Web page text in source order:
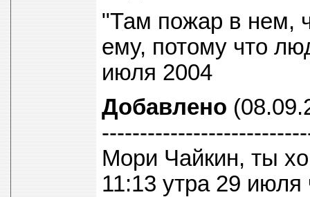
"Там пожар в нем,
ему, потому что
июля 2004
Добавлено
Мори Чайкин, ты
11:13 утра 29 июля